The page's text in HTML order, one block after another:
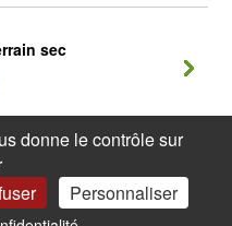
sec
donne le contrôle sur
Personnaliser